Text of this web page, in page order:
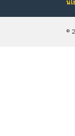
น
©